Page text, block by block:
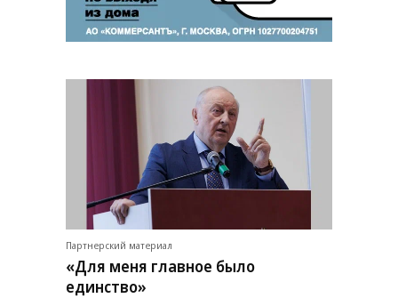
Партнерский материал
«Для меня главное было
единство»